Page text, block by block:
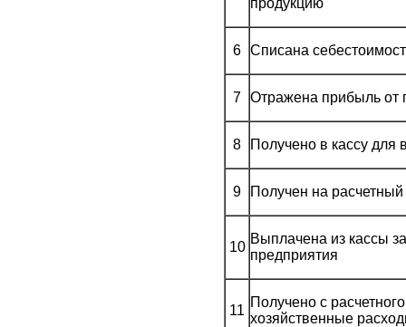
6 Списана
7 Отражена прибыль от
8 Получено в кассу для
9 Получен на расчетный
10
Выплачена из кассы
предприятия
11
Получено с
хозяйственные